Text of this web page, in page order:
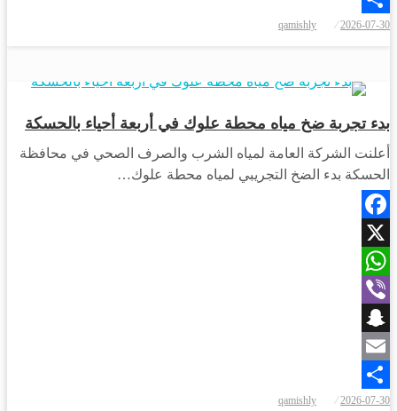
Share
2026-07-30
qamishly
بدء تجربة ضخ مياه محطة علوك في أربعة أحياء بالحسكة
أعلنت الشركة العامة لمياه الشرب والصرف الصحي في محافظة
‌‏الحسكة بدء الضخ التجريبي لمياه محطة علوك…
Facebook
X
WhatsApp
Viber
Snapchat
Email
Share
2026-07-30
qamishly